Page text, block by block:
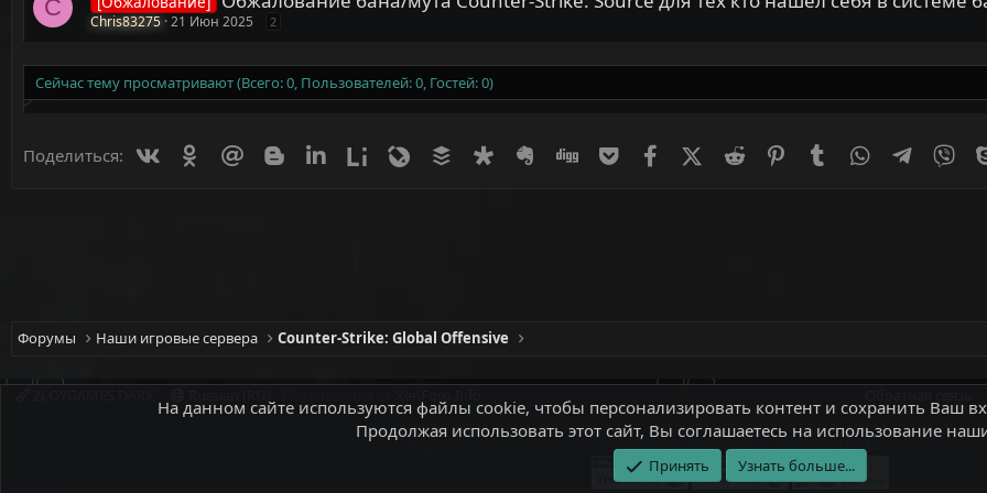
C
Chris83275 21 Июн 2025 2
Сейчас тему просматривают (Всего: 0, Пользователей: 0, Гостей: 0)
Поделиться: ВконтактеОдноклассники
Mail.ru BloggerLinkedinLiveinternetLivejournal
Buffer DiasporaEvernoteDigg GetpocketFacebookX (Twitter)
Reddit PinterestTumblr WhatsAppTelegram
Форумы Наши игровые сервера Counter-Strike: Global Offensive
При полном или частичном использовании материалов сайта - ссылка на источник
Copyright © 2008-2026, ZLOYGAMES.COM
На данном сайте используются файлы cookie, чтобы персонализировать контент и сохранить Ваш
Продолжая использовать этот сайт, Вы соглашаетесь на использование
Принять Узнать больше...